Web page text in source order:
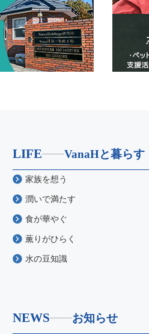
LIFE VanaHと暮らす
家族を想う
潤いで満たす
食が華やぐ
薫りがひらく
水の豆知識
NEWS お知らせ